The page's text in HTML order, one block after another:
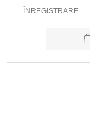
ÎNREGISTRARE